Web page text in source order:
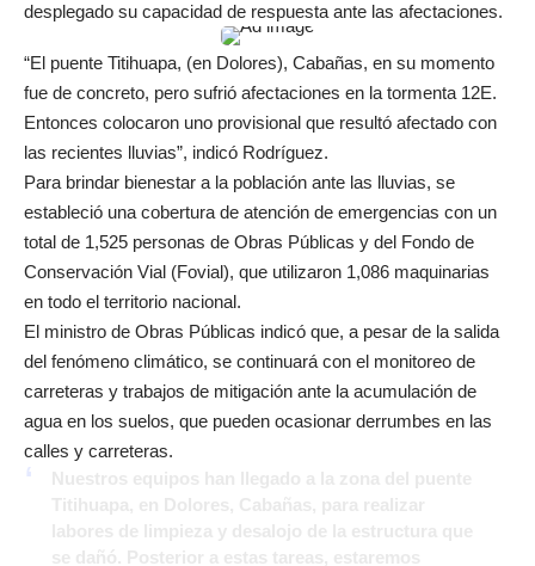
desplegado su capacidad de respuesta ante las afectaciones.
“El puente Titihuapa, (en Dolores), Cabañas, en su momento
fue de concreto, pero sufrió afectaciones en la tormenta 12E.
Entonces colocaron uno provisional que resultó afectado con
las recientes lluvias”, indicó Rodríguez.
Para brindar bienestar a la población ante las lluvias, se
estableció una cobertura de atención de emergencias con un
total de 1,525 personas de Obras Públicas y del Fondo de
Conservación Vial (Fovial), que utilizaron 1,086 maquinarias
en todo el territorio nacional.
El ministro de Obras Públicas indicó que, a pesar de la salida
del fenómeno climático, se continuará con el monitoreo de
carreteras y trabajos de mitigación ante la acumulación de
agua en los suelos, que pueden ocasionar derrumbes en las
calles y carreteras.